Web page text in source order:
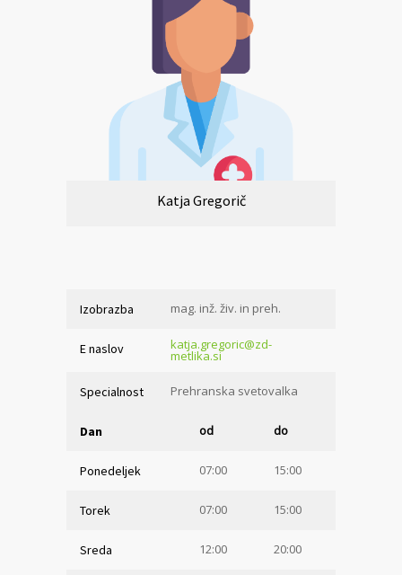
Katja Gregorič
Izobrazba mag. inž. živ. in preh.
E naslov katja.gregoric@zd-
metlika.si
Specialnost Prehranska svetovalka
Dan od do
Ponedeljek 07:00 15:00
Torek 07:00 15:00
Sreda 12:00 20:00